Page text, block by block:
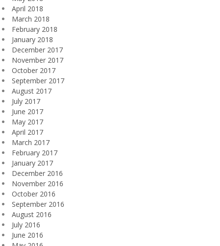
April 2018
March 2018
February 2018
January 2018
December 2017
November 2017
October 2017
September 2017
August 2017
July 2017
June 2017
May 2017
April 2017
March 2017
February 2017
January 2017
December 2016
November 2016
October 2016
September 2016
August 2016
July 2016
June 2016